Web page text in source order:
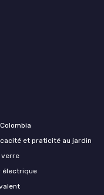
et praticité au jardin
verre
électrique